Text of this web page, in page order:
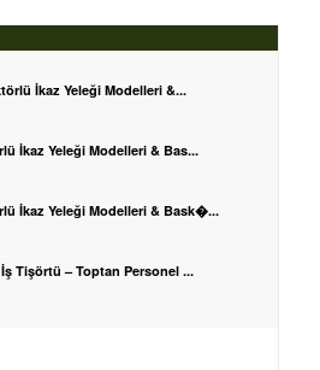
İkaz Yeleği Modelleri &...
İkaz Yeleği Modelleri & Bas...
İkaz Yeleği Modelleri & Bask�...
Tişörtü – Toptan Personel ...